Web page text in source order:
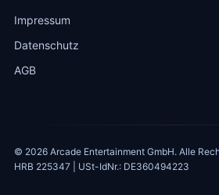
Impressum
Datenschutz
AGB
© 2026 Arcade Entertainment GmbH. Alle
HRB 225347 | USt-IdNr.: DE360494223